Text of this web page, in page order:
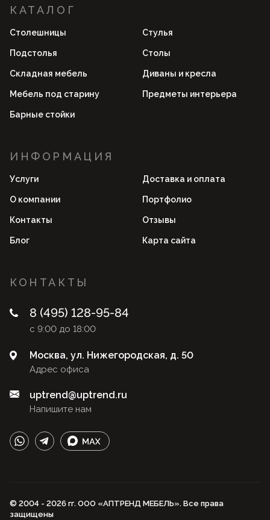
КАТАЛОГ
Столешницы Стулья
Подстолья Столы
Складная мебель Диваны и кресла
Мебель под старину Предметы интерьера
Барные стойки
ИНФОРМАЦИЯ
Услуги Доставка и оплата
О компании Портфолио
Контакты Отзывы
Блог Карта сайта
КОНТАКТЫ
8 (495) 128-95-84
с 9:00 до 18:00
Адрес офиса
Москва, ул. Нижегородская, д. 50
Напишите нам
uptrend@uptrend.ru
© 2004 - 2026 гг. ООО «АПТРЕНД МЕБЕЛЬ». Все права
защищены